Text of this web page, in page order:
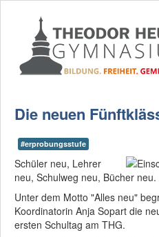
Die neuen
#erprobungsstufe
Schüler neu, Lehrer
neu, Schulweg neu, Bücher neu.
Unter dem Motto "Alles neu"
Koordinatorin Anja Sopart die
ersten Schultag am THG.